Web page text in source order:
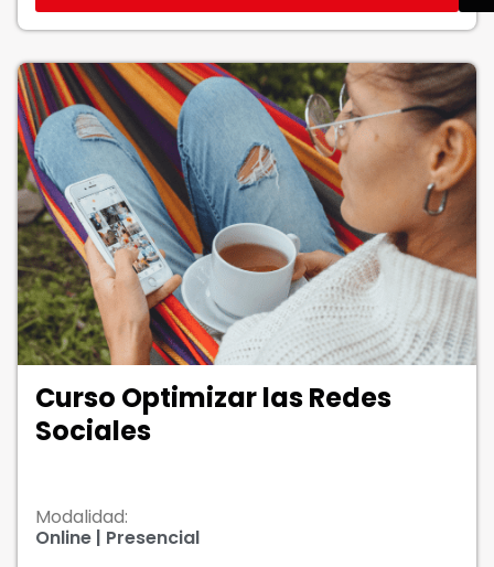
Curso Optimizar las Redes
Sociales
Modalidad:
Online | Presencial